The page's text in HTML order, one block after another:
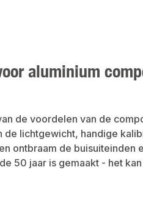
aluminium
de voordelen van de
lichtgewicht, handige
ontbraam de buisuiteinden
50 jaar is gemaakt - het